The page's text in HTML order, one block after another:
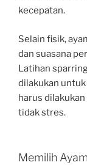
kecepatan.
Selain fisik,
dan suasana
Latihan
dilakukan
harus
tidak stres.
Memilih